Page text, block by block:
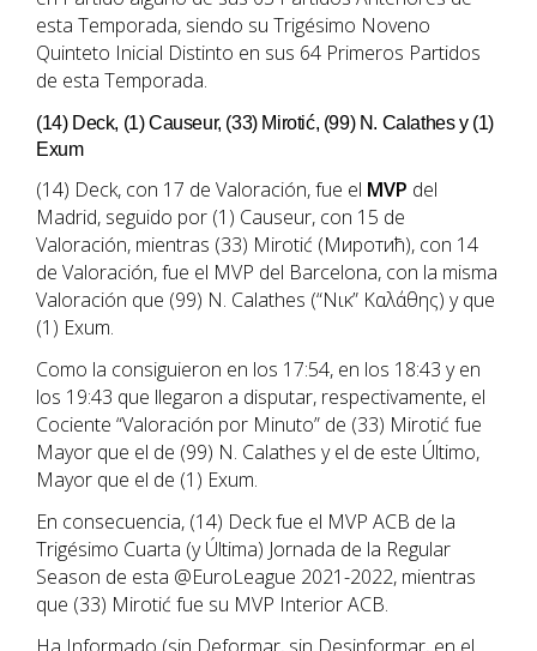
esta Temporada, siendo su Trigésimo Noveno
Quinteto Inicial Distinto en sus 64 Primeros Partidos
de esta Temporada.
(14) Deck, (1) Causeur, (33) Mirotić, (99) N. Calathes y (1)
Exum
(14) Deck, con 17 de Valoración, fue el MVP del
Madrid, seguido por (1) Causeur, con 15 de
Valoración, mientras (33) Mirotić (Миротић), con 14
de Valoración, fue el MVP del Barcelona, con la misma
Valoración que (99) N. Calathes (“Νικ” Καλάθης) y que
(1) Exum.
Como la consiguieron en los 17:54, en los 18:43 y en
los 19:43 que llegaron a disputar, respectivamente, el
Cociente “Valoración por Minuto” de (33) Mirotić fue
Mayor que el de (99) N. Calathes y el de este Último,
Mayor que el de (1) Exum.
En consecuencia, (14) Deck fue el MVP ACB de la
Trigésimo Cuarta (y Última) Jornada de la Regular
Season de esta @EuroLeague 2021-2022, mientras
que (33) Mirotić fue su MVP Interior ACB.